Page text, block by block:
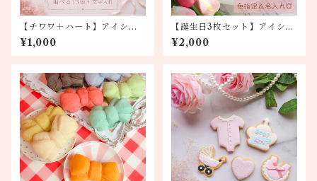
【チワワ＋ハート】アイシン
グクッキー2枚セット
¥1,000
【誕生日3枚セット】アイシン
グクッキー
¥2,000